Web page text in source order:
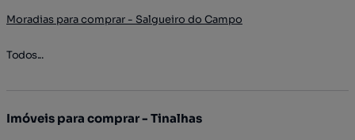
Moradias para comprar - Salgueiro do Campo
Todos...
Imóveis para comprar - Tinalhas